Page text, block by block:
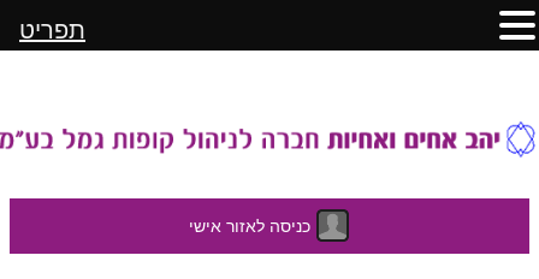
כניסה לאזור אישי
תפריט